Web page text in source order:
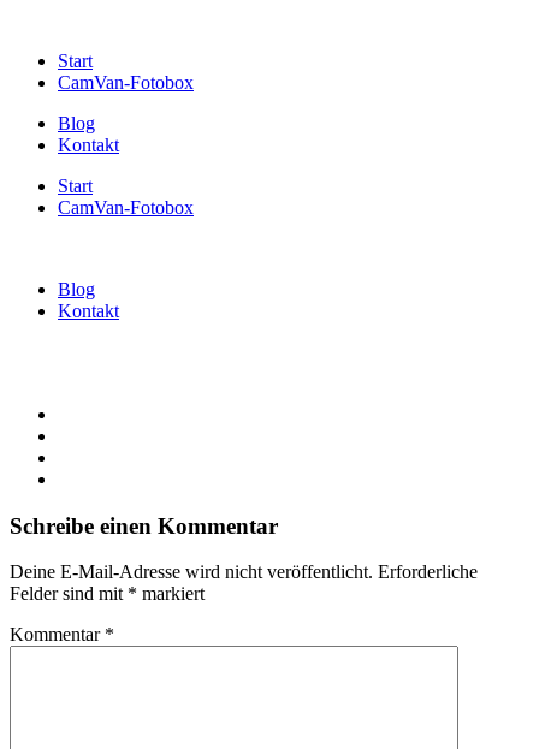
Start
CamVan-Fotobox
Blog
Kontakt
Start
CamVan-Fotobox
Blog
Kontakt
Schreibe einen Kommentar
Deine E-Mail-Adresse wird nicht veröffentlicht. Erforderliche
Felder sind mit * markiert
Kommentar *